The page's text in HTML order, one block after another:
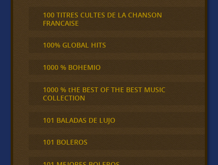
100 TITRES CULTES DE LA CHANSON
FRANCAISE
100% GLOBAL HITS
1000 % BOHEMIO
1000 % tHE BEST OF THE BEST MUSIC
COLLECTION
101 BALADAS DE LUJO
101 BOLEROS